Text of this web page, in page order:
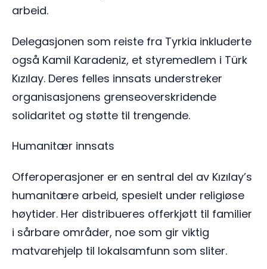
arbeid.
Delegasjonen som reiste fra Tyrkia inkluderte
også Kamil Karadeniz, et styremedlem i Türk
Kızılay. Deres felles innsats understreker
organisasjonens grenseoverskridende
solidaritet og støtte til trengende.
Humanitær innsats
Offeroperasjoner er en sentral del av Kızılay’s
humanitære arbeid, spesielt under religiøse
høytider. Her distribueres offerkjøtt til familier
i sårbare områder, noe som gir viktig
matvarehjelp til lokalsamfunn som sliter.